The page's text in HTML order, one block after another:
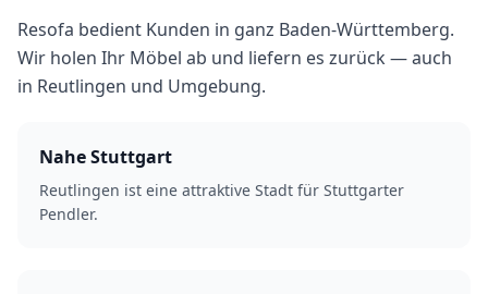
Resofa bedient Kunden in ganz Baden-Württemberg.
Wir holen Ihr Möbel ab und liefern es zurück — auch
in Reutlingen und Umgebung.
Nahe Stuttgart
Reutlingen ist eine attraktive Stadt für Stuttgarter
Pendler.